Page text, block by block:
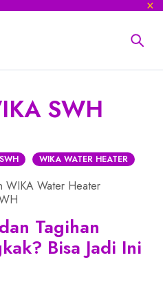
SWH
WIKA WATER HEATER
WIKA Water Heater
Tagihan
Bisa Jadi Ini